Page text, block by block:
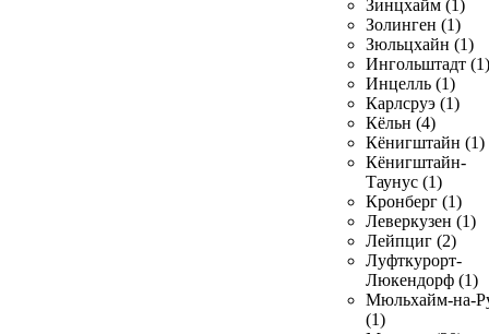
Зинцхайм (1)
Золинген (1)
Зюльцхайн (1)
Ингольштадт (1)
Инцелль (1)
Карлсруэ (1)
Кёльн (4)
Кёнигштайн (1)
Кёнигштайн-
Таунус (1)
Кронберг (1)
Леверкузен (1)
Лейпциг (2)
Луфткурорт-
Люкендорф (1)
Мюльхайм-на-
(1)